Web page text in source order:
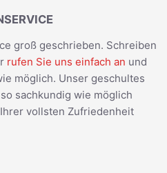
groß geschrieben. Schreiben
rufen Sie uns einfach an und
möglich. Unser geschultes
sachkundig wie möglich
vollsten Zufriedenheit